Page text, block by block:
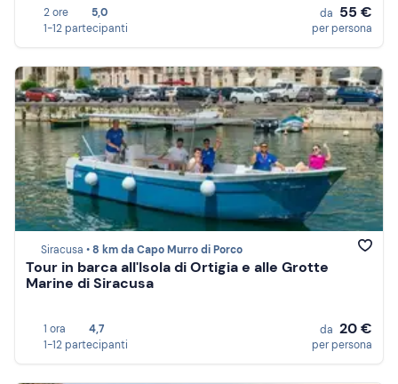
2 ore
5,0
1-12 partecipanti
da 55 €
per persona
Siracusa •8 km da Capo Murro di Porco
Tour in barca all'Isola di Ortigia e alle Grotte
Marine di Siracusa
1 ora
4,7
1-12 partecipanti
da 20 €
per persona